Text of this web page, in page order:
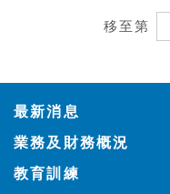
移至第
最新消息
業務及財務概況
教育訓練